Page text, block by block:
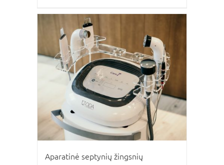
Aparatinė septynių žingsnių